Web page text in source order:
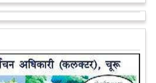
भैया बोले, प्रमोशन का आधार गुणवत्ता और
विधायक रघुराज प्रताप सिंह उर्फ राजा भैया ने
प्रेस कांफ्रेंस कर नई राजनीतिक पार्टी बनाने की
हुए पार्टी के मुद्दों के बारे में बताया.आगे पढ़ें